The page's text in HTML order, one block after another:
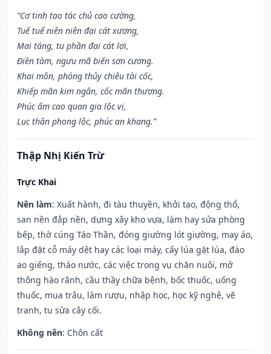
“Cơ tinh tạo tác chủ cao cường,
Tuế tuế niên niên đại cát xương,
Mai táng, tu phần đại cát lợi,
Điền tàm, ngưu mã biến sơn cương.
Khai môn, phóng thủy chiêu tài cốc,
Khiếp mãn kim ngân, cốc mãn thương.
Phúc ấm cao quan gia lộc vị,
Lục thân phong lộc, phúc an khang.”
Thập Nhị Kiến Trừ
Trực Khai
Nên làm: Xuất hành, đi tàu thuyền, khởi tạo, động thổ,
san nền đắp nền, dựng xây kho vựa, làm hay sửa phòng
bếp, thờ cúng Táo Thần, đóng giường lót giường, may áo,
lắp đặt cỗ máy dệt hay các loại máy, cấy lúa gặt lúa, đào
ao giếng, tháo nước, các việc trong vụ chăn nuôi, mở
thông hào rãnh, cầu thầy chữa bệnh, bốc thuốc, uống
thuốc, mua trâu, làm rượu, nhập học, học kỹ nghệ, vẽ
tranh, tu sửa cây cối.
Không nên: Chôn cất